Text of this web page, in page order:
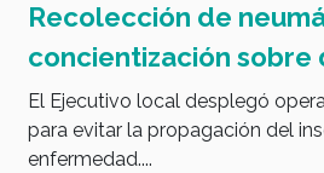
Recolección de
concientización sobre
El Ejecutivo local desplegó
para evitar la propagación del
enfermedad....